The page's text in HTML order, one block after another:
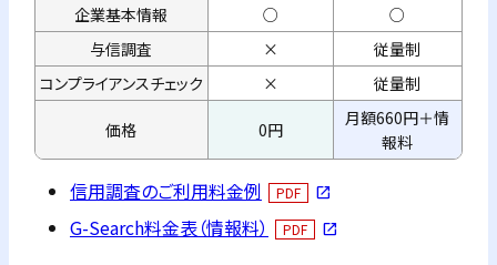
企業基本情報
○
○
与信調査
×
従量制
コンプライアンスチェック × 従量制
価格 0円
月額660円＋情
報料
信用調査のご利用料金例 PDF open_in_new
G-Search料金表（情報料） PDF open_in_new